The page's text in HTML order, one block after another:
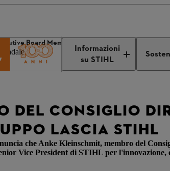
Informazioni
su STIHL
Board Member for Development leaves STIHL
DEL CONSIGLIO
LASCIA STIHL
che Anke Kleinschmit, membro del
Vice President di STIHL per